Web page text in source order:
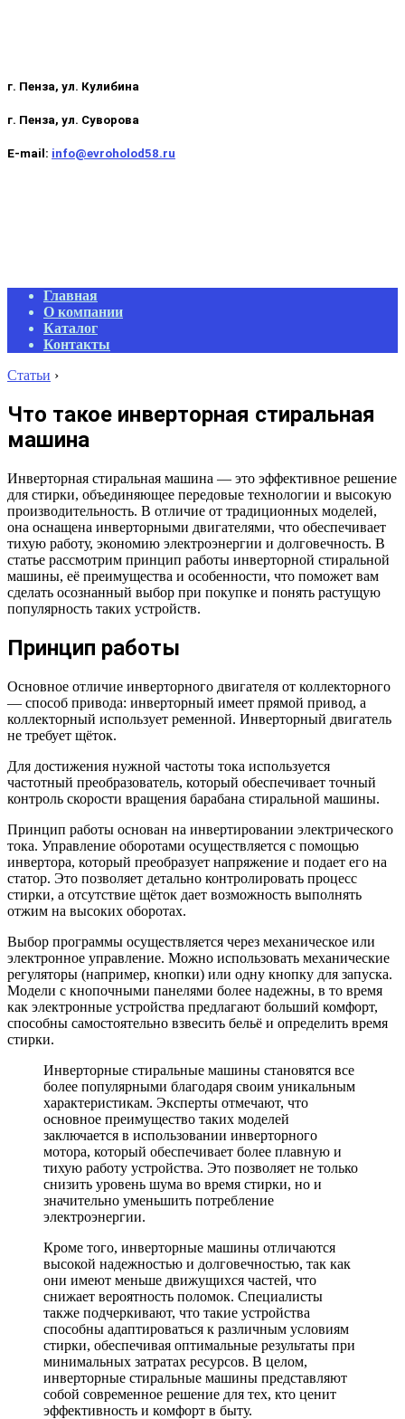
г. Пенза, ул. Кулибина
г. Пенза, ул. Суворова
E-mail: info@evroholod58.ru
Primary
Navigation
Menu
Главная
О компании
Каталог
Контакты
Статьи ›
Что такое инверторная стиральная
машина
Инверторная стиральная машина — это эффективное решение
для стирки, объединяющее передовые технологии и высокую
производительность. В отличие от традиционных моделей,
она оснащена инверторными двигателями, что обеспечивает
тихую работу, экономию электроэнергии и долговечность. В
статье рассмотрим принцип работы инверторной стиральной
машины, её преимущества и особенности, что поможет вам
сделать осознанный выбор при покупке и понять растущую
популярность таких устройств.
Принцип работы
Основное отличие инверторного двигателя от коллекторного
— способ привода: инверторный имеет прямой привод, а
коллекторный использует ременной. Инверторный двигатель
не требует щёток.
Для достижения нужной частоты тока используется
частотный преобразователь, который обеспечивает точный
контроль скорости вращения барабана стиральной машины.
Принцип работы основан на инвертировании электрического
тока. Управление оборотами осуществляется с помощью
инвертора, который преобразует напряжение и подает его на
статор. Это позволяет детально контролировать процесс
стирки, а отсутствие щёток дает возможность выполнять
отжим на высоких оборотах.
Выбор программы осуществляется через механическое или
электронное управление. Можно использовать механические
регуляторы (например, кнопки) или одну кнопку для запуска.
Модели с кнопочными панелями более надежны, в то время
как электронные устройства предлагают больший комфорт,
способны самостоятельно взвесить бельё и определить время
стирки.
Инверторные стиральные машины становятся все
более популярными благодаря своим уникальным
характеристикам. Эксперты отмечают, что
основное преимущество таких моделей
заключается в использовании инверторного
мотора, который обеспечивает более плавную и
тихую работу устройства. Это позволяет не только
снизить уровень шума во время стирки, но и
значительно уменьшить потребление
электроэнергии.
Кроме того, инверторные машины отличаются
высокой надежностью и долговечностью, так как
они имеют меньше движущихся частей, что
снижает вероятность поломок. Специалисты
также подчеркивают, что такие устройства
способны адаптироваться к различным условиям
стирки, обеспечивая оптимальные результаты при
минимальных затратах ресурсов. В целом,
инверторные стиральные машины представляют
собой современное решение для тех, кто ценит
эффективность и комфорт в быту.